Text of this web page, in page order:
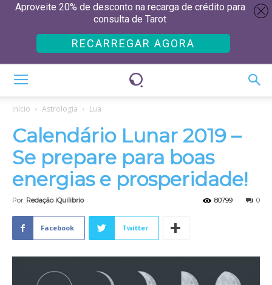
Início Astrologia Lua
Calendário Lunar 2019 –
Se prepare para boas
energias e prosperidade!
Por Redação iQuilibrio 0
80799
Facebook Twitter
Aproveite 20% de desconto na recarga de crédito para
consulta de Tarot
RECARREGAR AGORA